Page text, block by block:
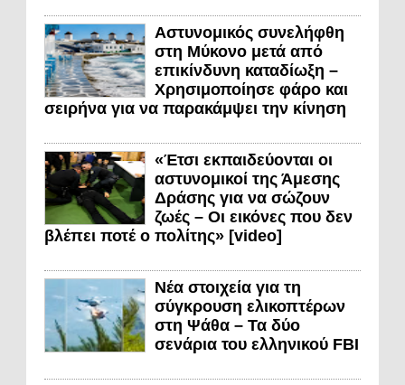
Αστυνομικός συνελήφθη
στη Μύκονο μετά από
επικίνδυνη καταδίωξη –
Χρησιμοποίησε φάρο και
σειρήνα για να παρακάμψει την κίνηση
«Έτσι εκπαιδεύονται οι
αστυνομικοί της Άμεσης
Δράσης για να σώζουν
ζωές – Οι εικόνες που δεν
βλέπει ποτέ ο πολίτης» [video]
Νέα στοιχεία για τη
σύγκρουση ελικοπτέρων
στη Ψάθα – Τα δύο
σενάρια του ελληνικού FBI